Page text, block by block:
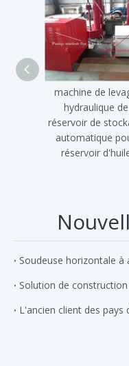
machine de
hydraulique de
réservoir de
automatique
réservoir